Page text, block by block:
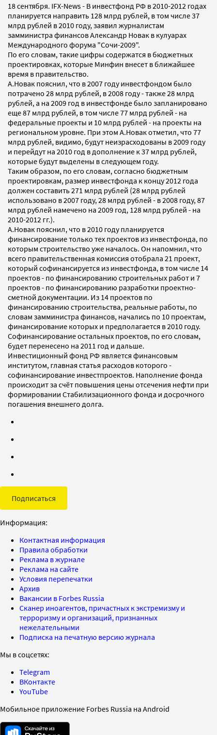
18 сентября. IFX-News - В инвестфонд РФ в 2010-2012 годах
планируется направить 128 млрд рублей, в том числе 37
млрд рублей в 2010 году, заявил журналистам
замминистра финансов Александр Новак в кулуарах
Международного форума "Сочи-2009".
По его словам, такие цифры содержатся в бюджетных
проектировках, которые Минфин внесет в ближайшее
время в правительство.
А.Новак пояснил, что в 2007 году инвестфондом было
потрачено 28 млрд рублей, в 2008 году - также 28 млрд
рублей, а на 2009 год в инвестфонде было запланировано
еще 87 млрд рублей, в том числе 77 млрд рублей - на
федеральные проекты и 10 млрд рублей - на проекты на
региональном уровне. При этом А.Новак отметил, что 77
млрд рублей, видимо, будут неизрасходованы в 2009 году
и перейдут на 2010 год в дополнение к 37 млрд рублей,
которые будут выделены в следующем году.
Таким образом, по его словам, согласно бюджетным
проектировкам, размер инвестфонда к концу 2012 года
должен составить 271 млрд рублей (28 млрд рублей
использовано в 2007 году, 28 млрд рублей - в 2008 году, 87
млрд рублей намечено на 2009 год, 128 млрд рублей - на
2010-2012 гг.).
А.Новак пояснил, что в 2010 году планируется
финансирование только тех проектов из инвестфонда, по
которым строительство уже началось. Он напомнил, что
всего правительственная комиссия отобрала 21 проект,
который софинансируется из инвестфонда, в том числе 14
проектов - по финансированию строительных работ и 7
проектов - по финансированию разработки проектно-
сметной документации. Из 14 проектов по
финансированию строительства, реальные работы, по
словам замминистра финансов, начались по 10 проектам,
финансирование которых и предполагается в 2010 году.
Софинансирование остальных проектов, по его словам,
будет перенесено на 2011 год и дальше.
Инвестиционный фонд РФ является финансовым
институтом, главная статья расходов которого -
софинансирование инвестпроектов. Наполнение фонда
происходит за счёт повышения цены отсечения нефти при
формировании Стабилизационного фонда и досрочного
погашения внешнего долга.
Подписаться
Информация:
Контактная информация
Правила обработки
Реклама в журнале
Реклама на сайте
Условия перепечатки
Архив
Вакансии в Forbes Russia
Сканер иноагентов, причастных к экстремизму и
терроризму и организаций, признанных
нежелательными
Подписка на печатную версию журнала
Мы в соцсетях:
Telegram
ВКонтакте
YouTube
Мобильное приложение Forbes Russia на Android